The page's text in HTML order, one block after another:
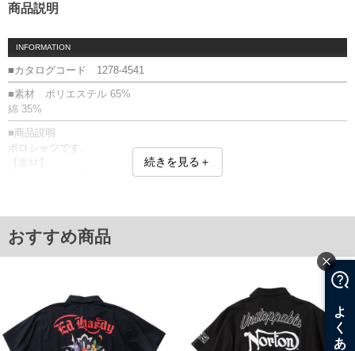
商品説明
INFORMATION
■カタログコード 1278-4541
■素材 ポリエステル 65%
綿 35%
■商品説明
ポロシャツです。
凹凸感があり、通気性の良い鹿の子素材。
■サイズ表
サイズ/バスト/総丈/裾周り/肩幅/袖丈
3L/130/78/130/58/24
6L/160/84/160/64/27
8L/180/88/180/68/29
単位はcm
※【返品交換について】
続きを見る＋
おすすめ商品